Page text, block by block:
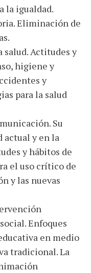
la igualdad.
Eliminación de
salud. Actitudes y
higiene y
y
para la salud
Su
actual y en la
y hábitos de
el uso crítico de
y las nuevas
Enfoques
en medio
tradicional. La